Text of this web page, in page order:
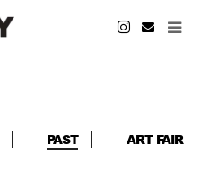
PAST ART FAIR